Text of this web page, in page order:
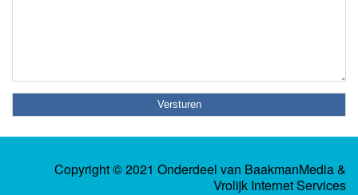
Copyright © 2021 Onderdeel van BaakmanMedia&
Vrolijk Internet Services